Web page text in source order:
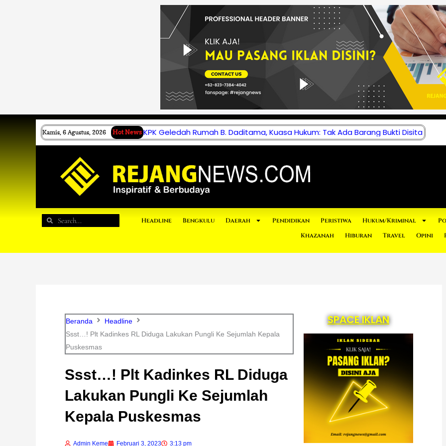
Kamis, 6 Agustus, 2026 Hot News KPK Geledah Rumah B. Daditama, Kuasa Hukum: Tak Ada Barang Bukti Disita
Search
Search Headline Bengkulu Daerah Pendidikan Peristiwa Hukum/Kriminal
Khazanah
Hiburan Travel Opini
Beranda
Headline
Ssst…! Plt Kadinkes RL Diduga Lakukan Pungli Ke Sejumlah Kepala
Puskesmas
Ssst…! Plt Kadinkes RL Diduga
Lakukan Pungli Ke Sejumlah
Kepala Puskesmas
Admin Keme Februari 3, 2023 3:13 pm
SPACE IKLAN